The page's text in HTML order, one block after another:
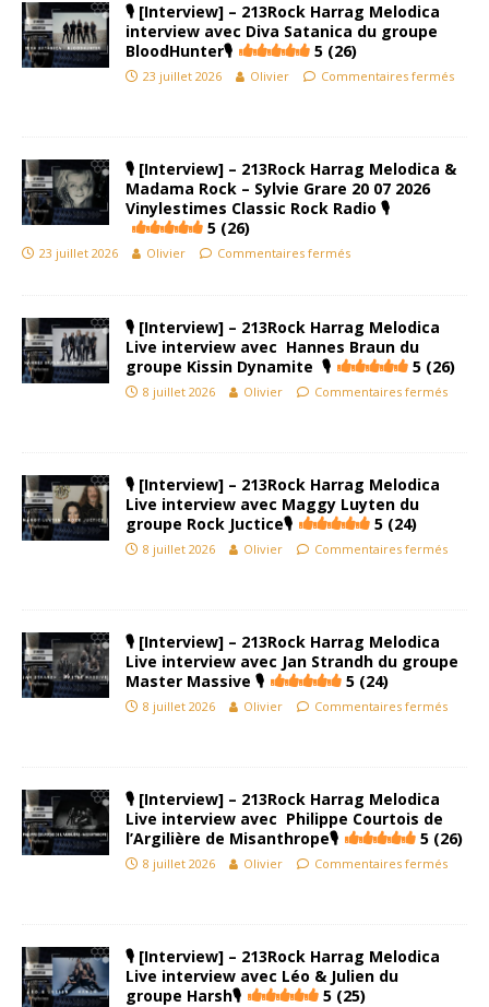
🎙 [Interview] – 213Rock Harrag Melodica
interview avec Diva Satanica du groupe
BloodHunter🎙
5 (26)
23 juillet 2026 Olivier Commentaires fermés
🎙 [Interview] – 213Rock Harrag Melodica &
Madama Rock – Sylvie Grare 20 07 2026
Vinylestimes Classic Rock Radio 🎙
5 (26)
23 juillet 2026 Olivier Commentaires fermés
🎙 [Interview] – 213Rock Harrag Melodica
Live interview avec Hannes Braun du
groupe Kissin Dynamite 🎙
5 (26)
8 juillet 2026 Olivier Commentaires fermés
🎙 [Interview] – 213Rock Harrag Melodica
Live interview avec Maggy Luyten du
groupe Rock Juctice🎙
5 (24)
8 juillet 2026 Olivier Commentaires fermés
🎙 [Interview] – 213Rock Harrag Melodica
Live interview avec Jan Strandh du groupe
Master Massive 🎙
5 (24)
8 juillet 2026 Olivier Commentaires fermés
🎙 [Interview] – 213Rock Harrag Melodica
Live interview avec Philippe Courtois de
l’Argilière de Misanthrope🎙
5 (26)
8 juillet 2026 Olivier Commentaires fermés
🎙 [Interview] – 213Rock Harrag Melodica
Live interview avec Léo & Julien du
groupe Harsh🎙
5 (25)